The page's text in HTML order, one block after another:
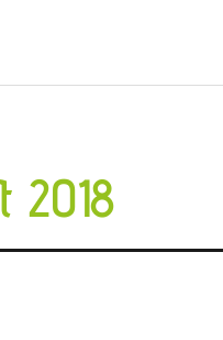
2018